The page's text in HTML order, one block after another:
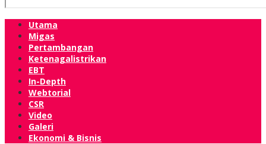
Utama
Migas
Pertambangan
Ketenagalistrikan
EBT
In-Depth
Webtorial
CSR
Video
Galeri
Ekonomi & Bisnis